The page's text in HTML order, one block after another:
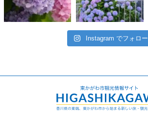
Instagram でフォロー